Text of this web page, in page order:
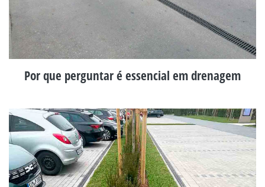
Por que perguntar é essencial em drenagem